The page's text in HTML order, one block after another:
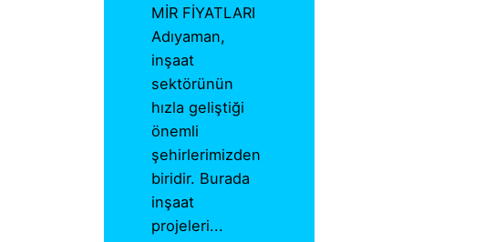
MİR FİYATLARI
Adıyaman,
inşaat
sektörünün
hızla geliştiği
önemli
şehirlerimizden
biridir. Burada
inşaat
projeleri...